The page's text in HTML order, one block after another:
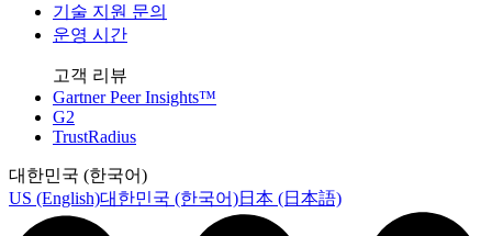
기술 지원 문의
운영 시간
고객 리뷰
Gartner Peer Insights™
G2
TrustRadius
대한민국 (한국어)
US (English)대한민국 (한국어)日本 (日本語)